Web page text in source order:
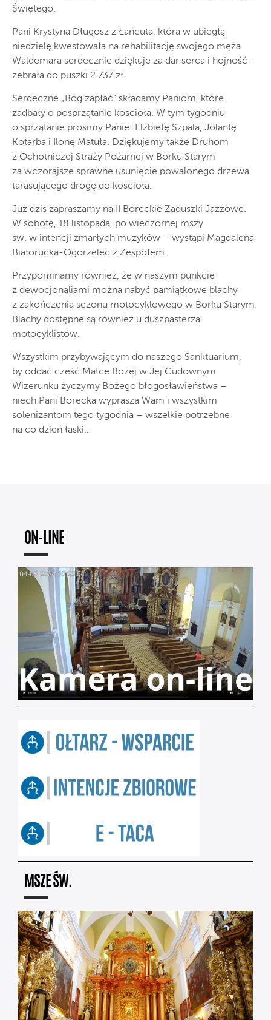
Świętego.
Pani Krystyna Długosz z Łańcuta, która w ubiegłą
niedzielę kwestowała na rehabilitację swojego męża
Waldemara serdecznie dziękuje za dar serca i hojność –
zebrała do puszki 2.737 zł.
Serdeczne „Bóg zapłać” składamy Paniom, które
zadbały o posprzątanie kościoła. W tym tygodniu
o sprzątanie prosimy Panie: Elżbietę Szpala, Jolantę
Kotarba i Ilonę Matuła. Dziękujemy także Druhom
z Ochotniczej Straży Pożarnej w Borku Starym
za wczorajsze sprawne usunięcie powalonego drzewa
tarasującego drogę do kościoła.
Już dziś zapraszamy na II Boreckie Zaduszki Jazzowe.
W sobotę, 18 listopada, po wieczornej mszy
św. w intencji zmarłych muzyków – wystąpi Magdalena
Białorucka-Ogorzelec z Zespołem.
Przypominamy również, że w naszym punkcie
z dewocjonaliami można nabyć pamiątkowe blachy
z zakończenia sezonu motocyklowego w Borku Starym.
Blachy dostępne są również u duszpasterza
motocyklistów.
Wszystkim przybywającym do naszego Sanktuarium,
by oddać cześć Matce Bożej w Jej Cudownym
Wizerunku życzymy Bożego błogosławieństwa –
niech Pani Borecka wyprasza Wam i wszystkim
solenizantom tego tygodnia – wszelkie potrzebne
na co dzień łaski…
ON-LINE
MSZE ŚW.